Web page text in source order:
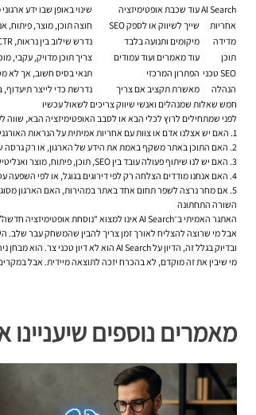
AI Searchעוד שכבת אופטימיזציה שינוי באופן שבו ידע
אחריות
שייך לשיווק או לספק SEO חוצה תוכן, מוצר, פיתוח,
מדידה
מיקומים ותנועה בלבד נדרש שילוב בין נראות, CTR, מעורבות והמרות
תוכן
עוד מאמרים ועוד עמודים צריך תוכן מדויק, עקבי,
SEO טכני
הפתרון המרכזי תנאי בסיס חשוב, אך לא
הנהלה
מאשרת תקציב אם צריך נדרשת כדי לייצר
חמש שאלות שמנהלים ואנשי שיווק צריכים לשאול עכשיו
לפני שמתחילים לרוץ לכלי הבא או לסבב האופטימיזציה הבא, שווה
האם יש אצלנו אדם או צוות עם אחריות אמיתית על הנראות
האם התוכן באתר משקף באמת את הידע של הארגון, או רק גרסה
האם יש לנו שיתוף פעולה עובד בין SEO, תוכן, פיתוח, מוצר ואנליטיקה?
האם אנחנו מודדים הצלחה רק לפי דירוגים בגוגל, או לפי השפעה
אם מחר נרצה לשפר תחום אחד באתר במהירות, האם הארגון
השורה התחתונה
האתגר האמיתי ב־AI Search אינו למצוא “נוסחת אופטימיזציה חדשה”. היסודות של קידום אורגני עדיין חשובים מאוד: מחקר מילות מפתח, אופטימיזציה לאתר, תוכן SEO, מבנה אתר, סמכות, קישורים פנימיים, SEO טכני וחוויית משתמש.
אבל מי שרוצה להצליח לאורך זמן צריך להבין שהמשחק עבר שלב.
ובדיוק בגלל זה, הדיון על AI Search הוא לא דיון טכני צר. הוא מבחן ניהולי. מבחן של סדרי עדיפויות. מבחן של שפה משותפת. מבחן של יכולת להפוך SEO מנושא של מומחים לנכס שהארגון כולו עומד מאחוריו.
מי שיבין את זה מוקדם, לא בהכרח יזכה לתוצאה מיידית. אבל
מאמרים נוספים שיעניינו